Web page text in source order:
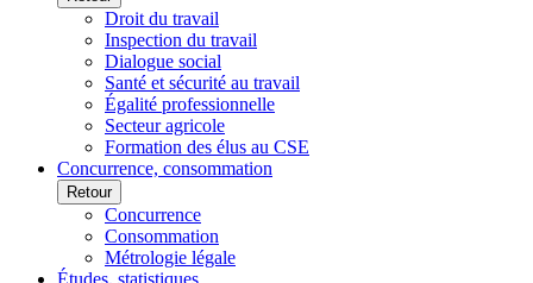
Droit du travail
Inspection du travail
Dialogue social
Santé et sécurité au travail
Égalité professionnelle
Secteur agricole
Formation des élus au CSE
Concurrence, consommation
Retour
Concurrence
Consommation
Métrologie légale
Études, statistiques